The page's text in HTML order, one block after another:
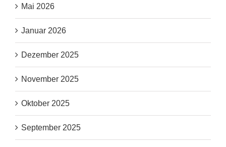
Mai 2026
Januar 2026
Dezember 2025
November 2025
Oktober 2025
September 2025